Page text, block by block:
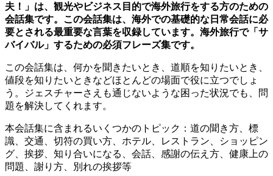
夫！」は、観光やビジネス目的で海外旅行をする方のための
会話集です。この会話集は、海外での基礎的な日常会話に必
要とされる最重要な言葉を収録しています。海外旅行で「サ
バイバル」するための必須フレーズ集です。
この会話集は、何かを聞きたいとき、道順を知りたいとき、
値段を知りたいときなどほとんどの場面で役に立つでしょ
う。ジェスチャーさえも通じないような困った状況でも、問
題を解決してくれます。
本会話集に含まれるいくつかのトピック：道の聞き方、標
識、交通、切符の買い方、ホテル、レストラン、ショッピン
グ、挨拶、知り合いになる、会話、感謝の伝え方、健康上の
問題、謝り方、別れの挨拶等